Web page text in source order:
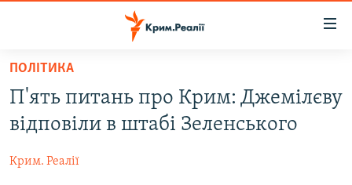
Перейти
основного
матеріалу
до
НОВИНИ
ПОЛІТИКА
ПОЛІТИКА
П'ять питань про Крим: Джемілєву
відповіли в штабі Зеленського
Крим. Реалії